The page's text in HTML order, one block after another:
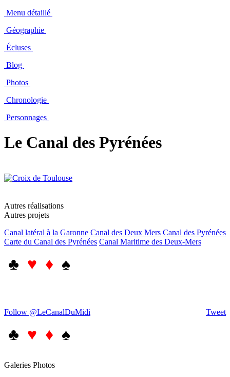
Menu détaillé
Géographie
Écluses
Blog
Photos
Chronologie
Personnages
Le Canal des Pyrénées
Autres réalisations
Autres projets
Canal latéral à la Garonne Canal des Deux Mers Canal des Pyrénées
Carte du Canal des Pyrénées Canal Maritime des Deux-Mers
♣ ♥ ♦ ♠
Tweet
Follow @LeCanalDuMidi
♣ ♥ ♦ ♠
Galeries Photos